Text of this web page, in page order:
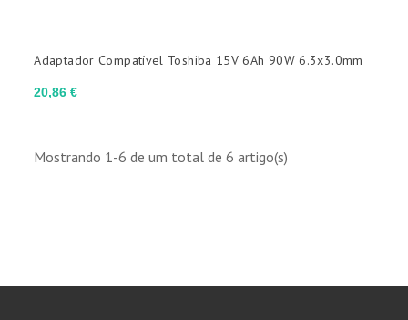
Preço
20,86 €
Adaptador Compatível Toshiba 15V 6Ah 90W 6.3x3.0mm
Mostrando 1-6 de um total de 6 artigo(s)